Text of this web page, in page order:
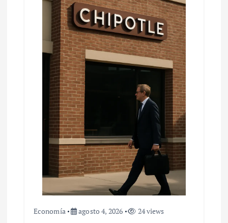
Economía agosto 4, 2026 24 views